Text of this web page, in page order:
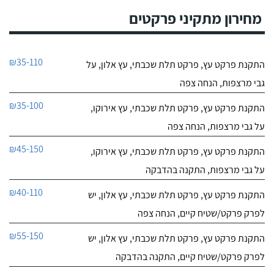
מחירון מתקיני פרקטים
התקנת פרקט עץ, פרקט תלת שכבתי, עץ אלון, על
גבי מרצפות, הנחה צפה
₪35-110
התקנת פרקט עץ, פרקט תלת שכבתי, עץ אירוקו,
על גבי מרצפות, הנחה צפה
₪35-100
התקנת פרקט עץ, פרקט תלת שכבתי, עץ אירוקו,
על גבי מרצפות, התקנה בהדבקה
₪45-150
התקנת פרקט עץ, פרקט תלת שכבתי, עץ אלון, יש
לפרק פרקט/שטיח קיים, הנחה צפה
₪40-110
התקנת פרקט עץ, פרקט תלת שכבתי, עץ אלון, יש
לפרק פרקט/שטיח קיים, התקנה בהדבקה
₪55-150